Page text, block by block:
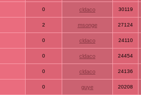
0 cldaco 30119
2 msonge 27124
0 cldaco 24110
0 cldaco 24454
0 cldaco 24136
0 guye 20208